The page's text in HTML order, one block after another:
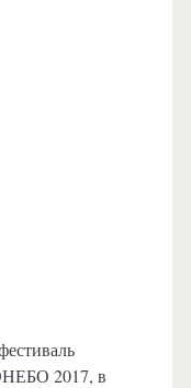
2017, в